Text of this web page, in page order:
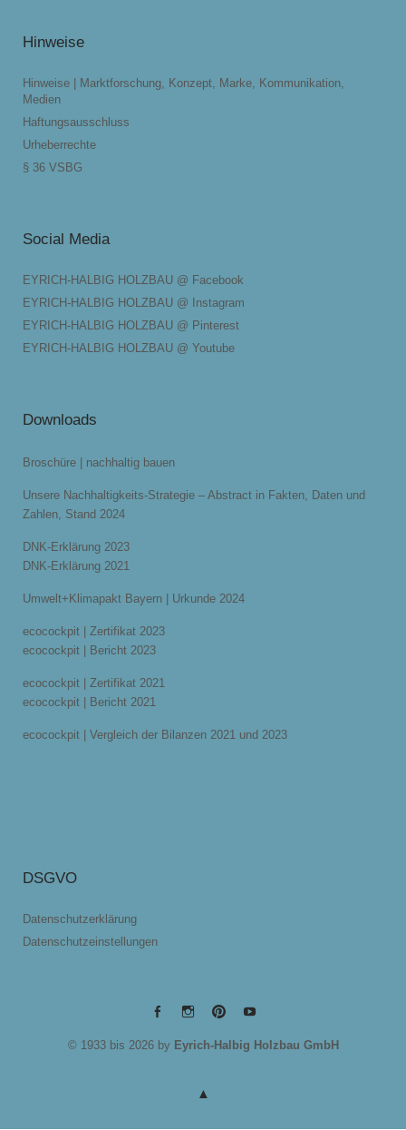
Hinweise
Hinweise | Marktforschung, Konzept, Marke, Kommunikation,
Medien
Haftungsausschluss
Urheberrechte
§ 36 VSBG
Social Media
EYRICH-HALBIG HOLZBAU @ Facebook
EYRICH-HALBIG HOLZBAU @ Instagram
EYRICH-HALBIG HOLZBAU @ Pinterest
EYRICH-HALBIG HOLZBAU @ Youtube
Downloads
Broschüre | nachhaltig bauen
Unsere Nachhaltigkeits-Strategie – Abstract in Fakten, Daten und
Zahlen, Stand 2024
DNK-Erklärung 2023
DNK-Erklärung 2021
Umwelt+Klimapakt Bayern | Urkunde 2024
ecocockpit | Zertifikat 2023
ecocockpit | Bericht 2023
ecocockpit | Zertifikat 2021
ecocockpit | Bericht 2021
ecocockpit | Vergleich der Bilanzen 2021 und 2023
DSGVO
Datenschutzerklärung
Datenschutzeinstellungen
EYRICH-EYRICH-EYRICH-EYRICH-
© 1933 bis 2026 by Eyrich-Halbig Holzbau GmbH